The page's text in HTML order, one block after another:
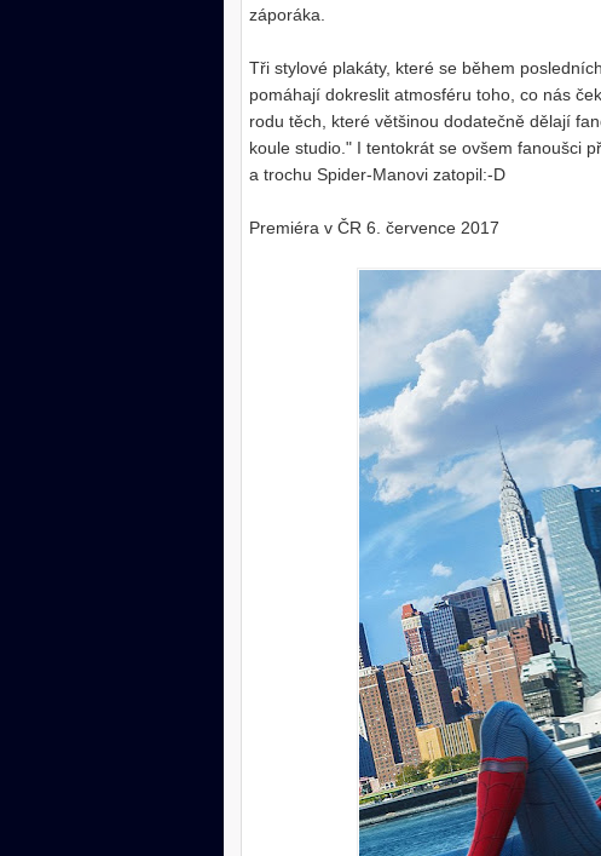
záporáka.
Tři stylové plakáty, které se během
pomáhají dokreslit atmosféru toho, co nás
rodu těch, které většinou dodatečně dělají
koule studio." I tentokrát se ovšem fanoušci
a trochu Spider-Manovi zatopil:-D
Premiéra v ČR 6. července 2017